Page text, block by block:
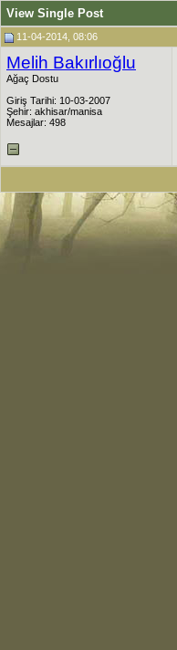
View Single Post
11-04-2014, 08:06
Melih Bakırlıoğlu
Ağaç Dostu
Giriş Tarihi: 10-03-2007
Şehir: akhisar/manisa
Mesajlar: 498